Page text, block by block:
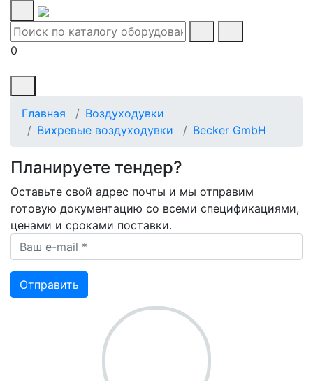
0
Главная
Воздуходувки
Вихревые воздуходувки
Becker GmbH
Планируете тендер?
Оставьте свой адрес почты и мы отправим
готовую документацию со всеми спецификациями,
ценами и сроками поставки.
Ваш e-mail *
Отправить